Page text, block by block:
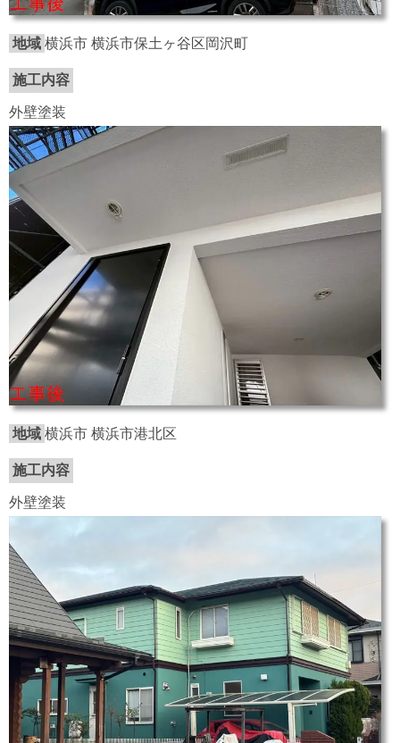
地域 横浜市 横浜市保土ヶ谷区岡沢町
施工内容
外壁塗装
地域 横浜市 横浜市港北区
施工内容
外壁塗装